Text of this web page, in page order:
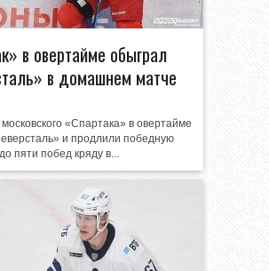
в овертайме обыграл
в домашнем матче
«Спартака» в овертайме
и продлили победную
пяти побед кряду в...